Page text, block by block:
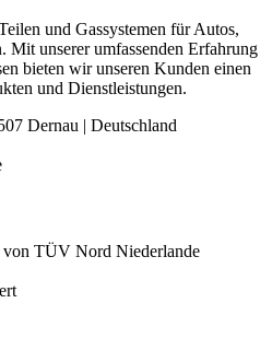
und Gassystemen für Autos,
Mit unserer umfassenden Erfahrung
bieten wir unseren Kunden einen
und Dienstleistungen.
Dernau | Deutschland
TÜV Nord Niederlande